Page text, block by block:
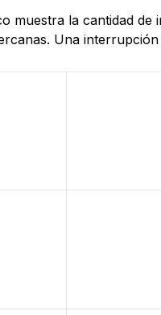
muestra la cantidad
Una